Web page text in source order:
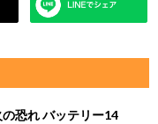
恐れ バッテリー14